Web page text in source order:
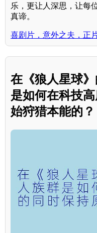
乐，更让人深思，让每
真谛。
喜剧片，意外之夫，正
在《狼人星球
是如何在科技
始狩猎本能的？